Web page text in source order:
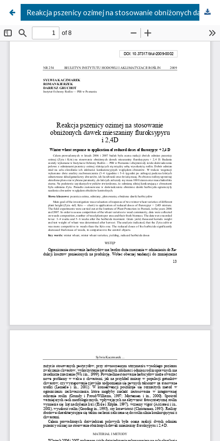
Reakcja pszenicy ozimej na stosowanie obniżonych dawek mieszaniny fluroksypyru i 2,4D